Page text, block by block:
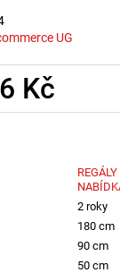
UG
Kč
2 roky
180 cm
90 cm
50 cm